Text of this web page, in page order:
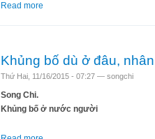
Read more
Khủng bố dù ở đâu,
Thứ Hai, 11/16/2015 - 07:27 — songchi
Song Chi.
Khủng bố ở nước người